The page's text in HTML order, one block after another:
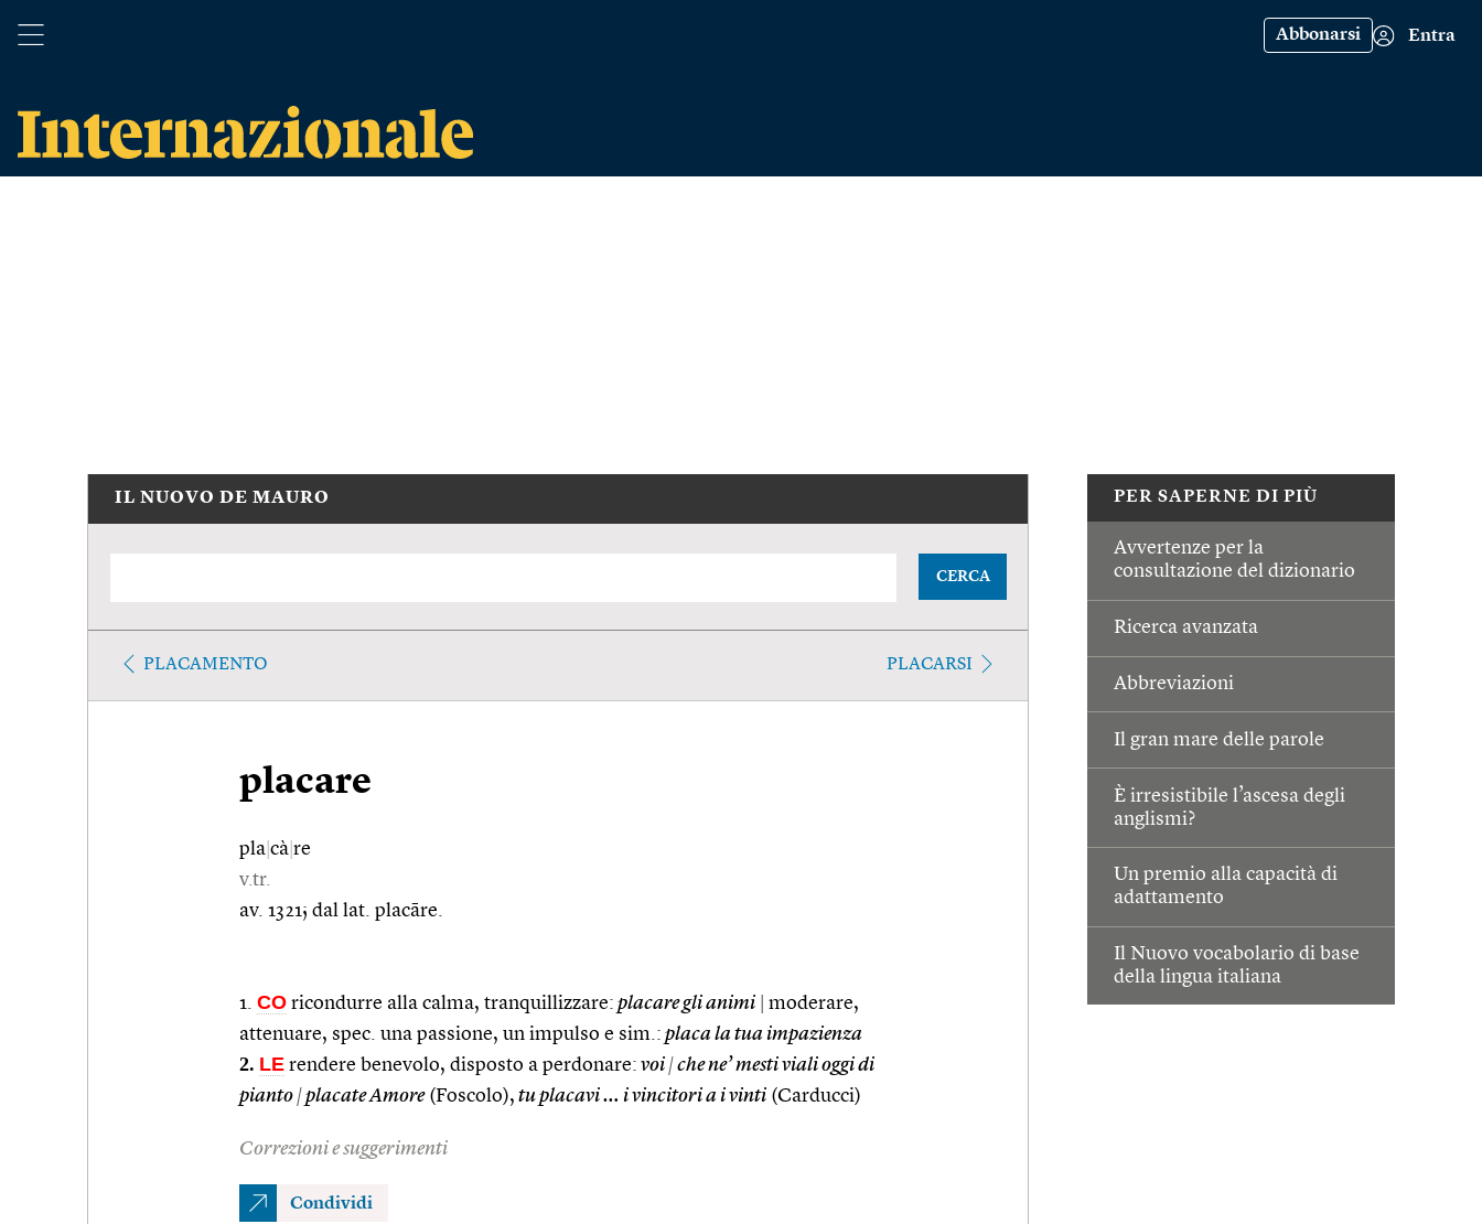
Abbonarsi Entra
PER SAPERNE DI PIÙ
Avvertenze per la
consultazione del dizionario
Ricerca avanzata
Abbreviazioni
Il gran mare delle parole
È irresistibile l’ascesa degli
anglismi?
Un premio alla capacità di
adattamento
Il Nuovo vocabolario di base
della lingua italiana
IL NUOVO DE MAURO
CERCA
PLACAMENTO PLACARSI
placare
pla cà re
v.tr.
av. 1321; dal lat. placāre.
1. CO ricondurre alla calma, tranquillizzare: placare gli animi
moderare,
attenuare, spec. una passione, un impulso e sim.: placa la tua impazienza
2. LE rendere benevolo, disposto a perdonare: voi |che ne’ mesti viali oggi di
pianto |placate Amore(Foscolo), tu placavi … i vincitori a i vinti (Carducci)
Correzioni e suggerimenti
Condividi